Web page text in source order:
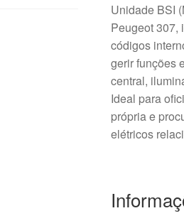
Unidade BSI
Peugeot 307,
códigos
gerir funções
central,
Ideal para
própria e
elétricos